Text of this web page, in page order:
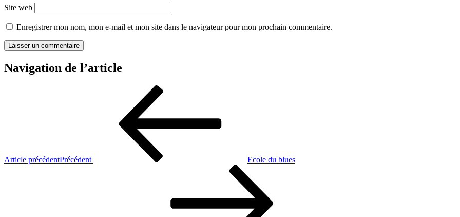
Site web
Enregistrer mon nom, mon e-mail et mon site dans le navigateur pour mon prochain commentaire.
Navigation de l’article
Article précédentPrécédent Ecole du blues